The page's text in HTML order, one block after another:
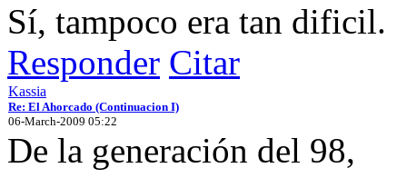
Sí, tampoco era tan dificil.
Responder Citar
Kassia
Re: El Ahorcado (Continuacion I)
06-March-2009 05:22
De la generación del 98,